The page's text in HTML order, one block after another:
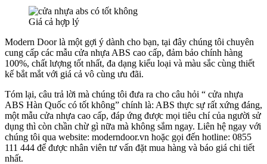
Liên Hệ
Giá cả hợp lý
Modern Door là một gợi ý dành cho bạn, tại đây chúng tôi chuyên
cung cấp các mẫu cửa nhựa ABS cao cấp, đảm bảo chính hàng
100%, chất lượng tốt nhất, đa dạng kiểu loại và màu sắc cùng thiết
kế bắt mắt với giá cả vô cùng ưu đãi.
Tóm lại, câu trả lời mà chúng tôi đưa ra cho câu hỏi “ cửa nhựa
ABS Hàn Quốc có tốt không” chính là: ABS thực sự rất xứng đáng,
một mẫu cửa nhựa cao cấp, đáp ứng được mọi tiêu chí của người sử
dụng thì còn chần chừ gì nữa mà không sắm ngay. Liên hệ ngay với
chúng tôi qua website: moderndoor.vn hoặc gọi đến hotline: 0855
111 444 để được nhân viên tư vấn đặt mua hàng và báo giá chi tiết
nhất.